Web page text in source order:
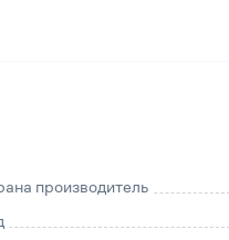
производитель